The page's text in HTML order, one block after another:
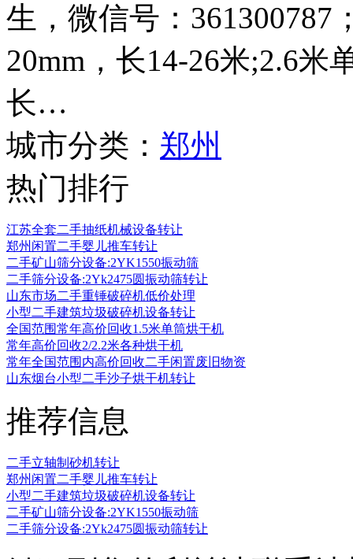
生，微信号：361300787
20mm，长14-26米;2.6米
长…
城市分类： 郑州
热门排行
江苏全套二手抽纸机械设备转让
郑州闲置二手婴儿推车转让
二手矿山筛分设备:2YK1550振动筛
二手筛分设备:2Yk2475圆振动筛转让
山东市场二手重锤破碎机低价处理
小型二手建筑垃圾破碎机设备转让
全国范围常年高价回收1.5米单筒烘干机
常年高价回收2/2.2米各种烘干机
常年全国范围内高价回收二手闲置废旧物资
山东烟台小型二手沙子烘干机转让
推荐信息
二手立轴制砂机转让
郑州闲置二手婴儿推车转让
小型二手建筑垃圾破碎机设备转让
二手矿山筛分设备:2YK1550振动筛
二手筛分设备:2Yk2475圆振动筛转让